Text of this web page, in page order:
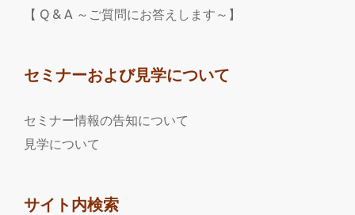
【 Q & A ～ご質問にお答えします～】
セミナーおよび見学について
セミナー情報の告知について
見学について
サイト内検索